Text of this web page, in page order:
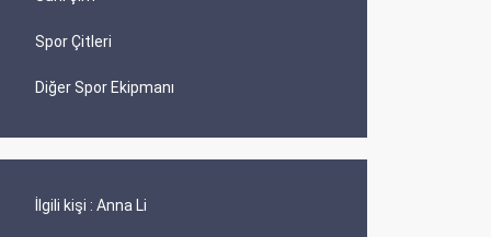
Spor Çitleri
Diğer Spor Ekipmanı
İlgili kişi : Anna Li